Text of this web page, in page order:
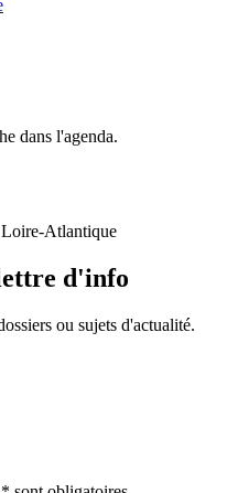
dans l'agenda.
d'info
ou sujets d'actualité.